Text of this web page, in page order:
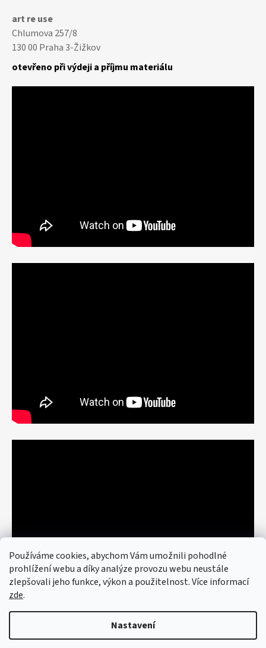
Používáme cookies, abychom Vám umožnili pohodlné
prohlížení webu a díky analýze provozu webu neustále
zlepšovali jeho funkce, výkon a použitelnost. Více informací
zde.
Nastavení
art re use
Chlumova 257/8
130 00 Praha 3-Žižkov
otevřeno při výdeji a příjmu materiálu